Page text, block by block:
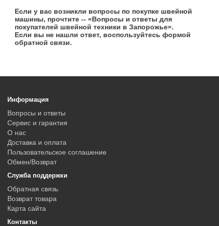
Если у вас возникли вопросы по покупке швейной
машины, прочтите -- «Вопросы и ответы для
покупателей швейной техники в Запорожье».
Если вы не нашли ответ, воспользуйтесь формой
обратной связи.
Информация
Вопросы и ответы
Сервис и гарантия
О нас
Доставка и оплата
Пользовательское соглашение
Обмен/Возврат
Служба поддержки
Обратная связь
Возврат товара
Карта сайта
Контакты